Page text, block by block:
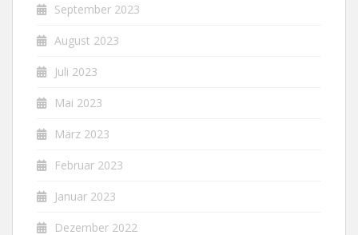
September 2023
August 2023
Juli 2023
Mai 2023
März 2023
Februar 2023
Januar 2023
Dezember 2022